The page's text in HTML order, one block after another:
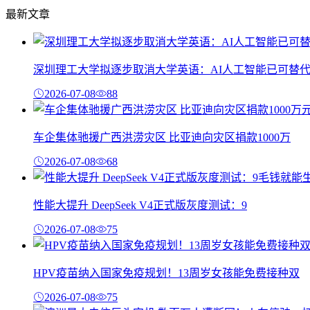
最新文章
深圳理工大学拟逐步取消大学英语：AI人工智能已可替代
2026-07-08 88
车企集体驰援广西洪涝灾区 比亚迪向灾区捐款1000万
2026-07-08 68
性能大提升 DeepSeek V4正式版灰度测试：9
2026-07-08 75
HPV疫苗纳入国家免疫规划！13周岁女孩能免费接种双
2026-07-08 75